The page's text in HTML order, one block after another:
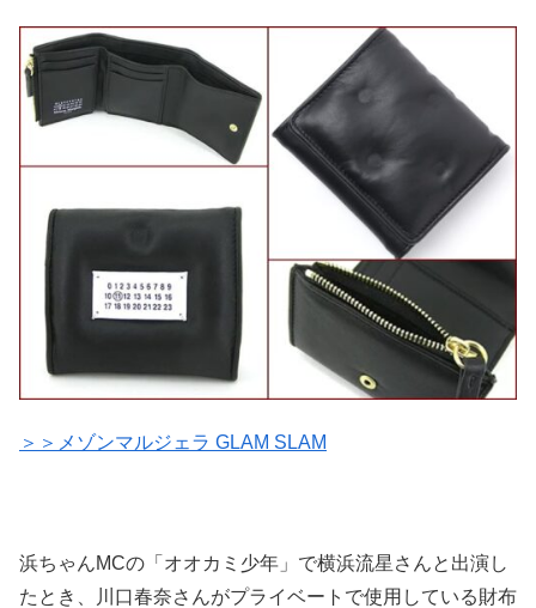
＞＞メゾンマルジェラ GLAM SLAM
浜ちゃんMCの「オオカミ少年」で横浜流星さんと出演し
たとき、川口春奈さんがプライベートで使用している財布